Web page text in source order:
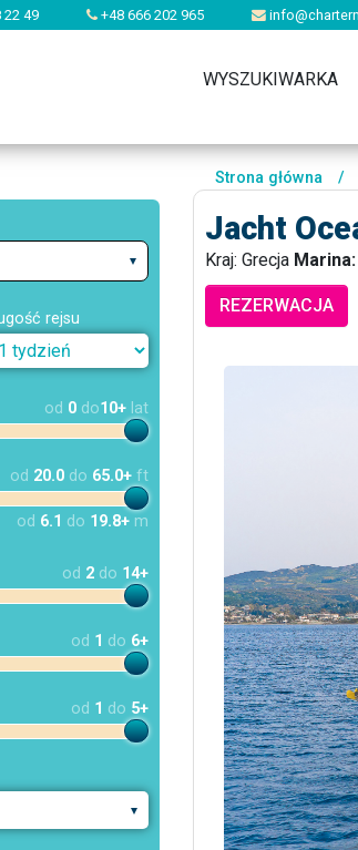
22 49 +48 666 202 965
WYSZUKIWARKA
rejsu
od 0 do10+ lat
od 20.0 do 65.0+ ft
od 6.1 do 19.8+ m
od 2 do 14+
od 1 do 6+
od 1 do 5+
Strona główna /
Jacht
Kraj: Grecja
REZERWACJA